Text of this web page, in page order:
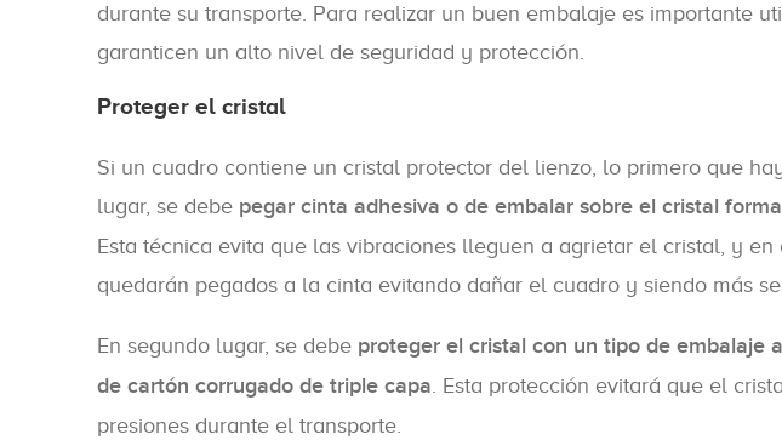
durante su transporte. Para realizar un buen embalaje es importante
garanticen un alto nivel de seguridad y protección.
Proteger el cristal
Si un cuadro contiene un cristal protector del lienzo, lo primero que
lugar, se debe pegar cinta adhesiva o de embalar sobre el cristal
Esta técnica evita que las vibraciones lleguen a agrietar el cristal, y
quedarán pegados a la cinta evitando dañar el cuadro y siendo más
En segundo lugar, se debe proteger el cristal con un tipo de embalaje
de cartón corrugado de triple capa. Esta protección evitará que el
presiones durante el transporte.